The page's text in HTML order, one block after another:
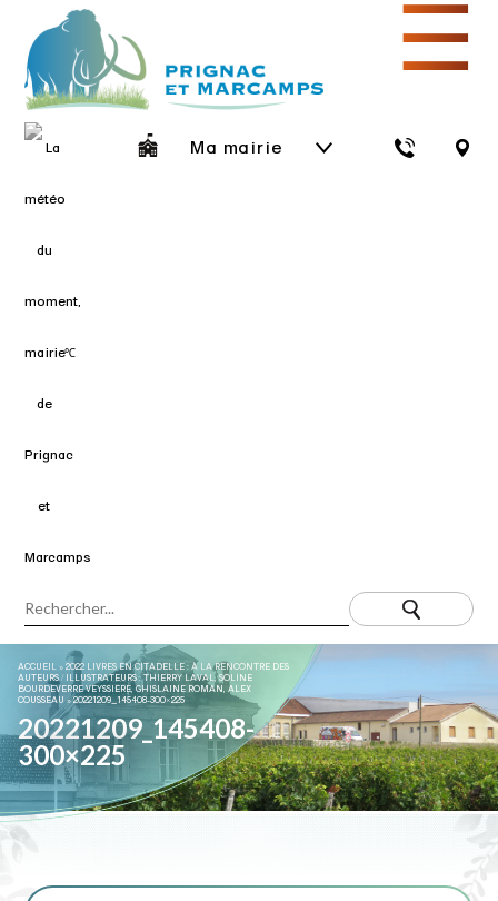
℃
Ma mairie
☰
ACCUEIL»2022 LIVRES EN CITADELLE : À LA RENCONTRE DES
AUTEURS / ILLUSTRATEURS : THIERRY LAVAL, SOLINE
BOURDEVERRE VEYSSIERE, GHISLAINE ROMAN, ALEX
COUSSEAU »20221209_145408-300×225
20221209_145408-
300×225